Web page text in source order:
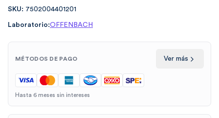
SKU: 7502004401201
Laboratorio:OFFENBACH
MÉTODOS DE PAGO Ver más
Hasta 6 meses sin intereses